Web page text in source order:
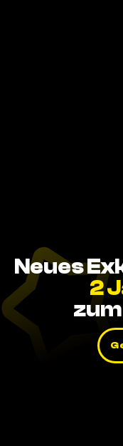
Neues
2
zum